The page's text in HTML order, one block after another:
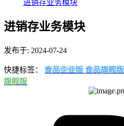
进销存业务模块
进销存业务模块
发布于: 2024-07-24
快捷标签： 食品企业版 食品旗舰版
旗舰版